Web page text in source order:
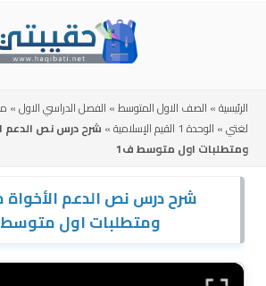
الرئيسية» الصف الاول المتوسط» الفصل الدراسي الاول»
لغتي» الوحدة 1 القيم الإسلامية » شرح درس نص الدعم
ومتطلبات اول متوسط ف1
شرح درس نص الدعم
ومتطلبات اول